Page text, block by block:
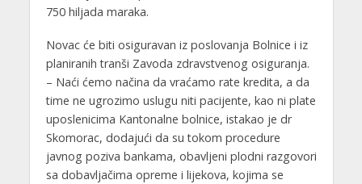
750 hiljada maraka.
Novac će biti osiguravan iz poslovanja Bolnice i iz
planiranih tranši Zavoda zdravstvenog osiguranja.
– Naći ćemo načina da vraćamo rate kredita, a da
time ne ugrozimo uslugu niti pacijente, kao ni plate
uposlenicima Kantonalne bolnice, istakao je dr
Skomorac, dodajući da su tokom procedure
javnog poziva bankama, obavljeni plodni razgovori
sa dobavljačima opreme i lijekova, kojima se